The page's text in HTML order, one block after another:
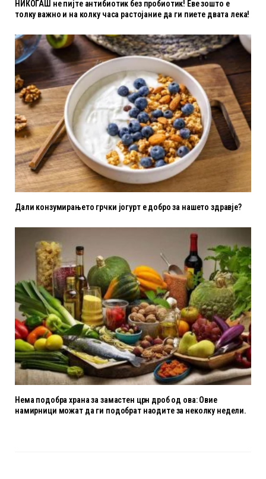
НИКОГАШ не пијте антибиотик без пробиотик! Еве зошто е
толку важно и на колку часа растојание да ги пиете двата лека!
Дали конзумирањето грчки јогурт е добро за нашето здравје?
Нема подобра храна за замастен црн дроб од ова: Овие
намирници можат да ги подобрат наодите за неколку недели.